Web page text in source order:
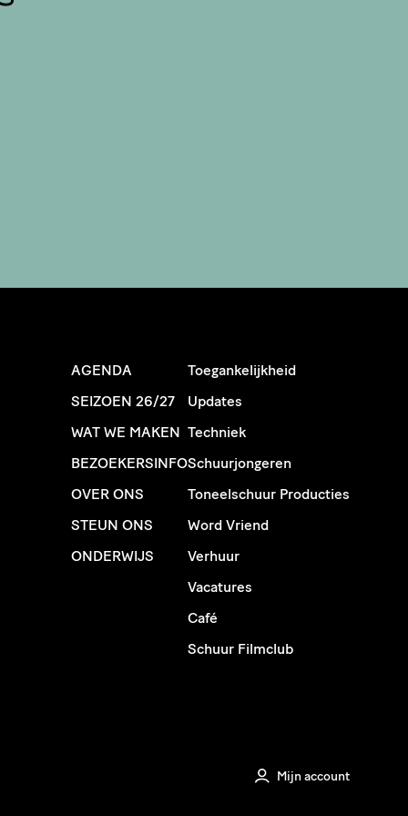
AGENDA
SEIZOEN 26/27
WAT WE MAKEN
BEZOEKERSINFO
OVER ONS
STEUN ONS
ONDERWIJS
Toegankelijkheid
Updates
Techniek
Schuurjongeren
Toneelschuur Producties
Word Vriend
Verhuur
Vacatures
Café
Schuur Filmclub
Mijn account